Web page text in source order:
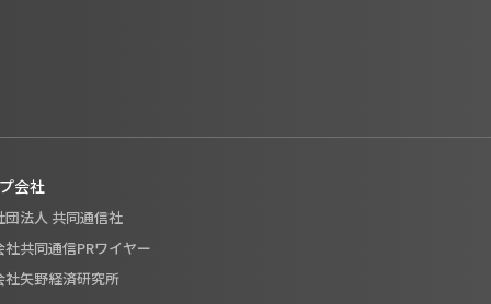
会社
団法人 共同通信社
社共同通信PRワイヤー
社矢野経済研究所